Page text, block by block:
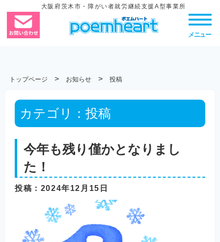
大阪府茨木市・障がい者就労継続支援A型事業所
メニュー
トップページ > お知らせ > 投稿
カテゴリ： 投稿
今年も残り僅かとなりまし
た！
投稿 ：2024年12月15日